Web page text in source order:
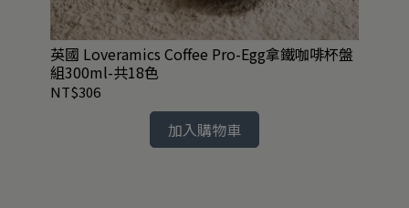
英國 Loveramics Coffee Pro-Egg拿鐵咖啡杯盤
組300ml-共18色
NT$306
加入購物車